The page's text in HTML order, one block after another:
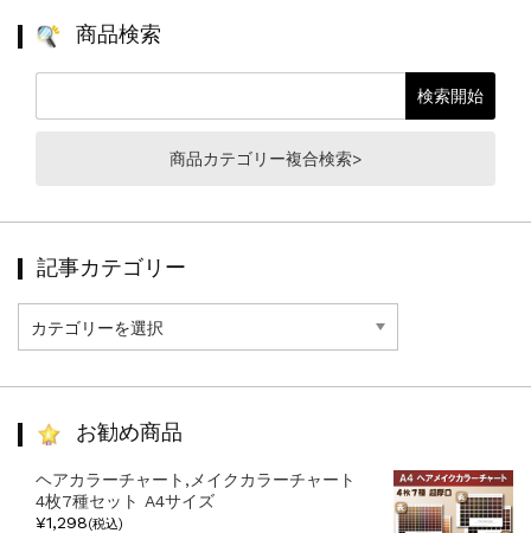
商品検索
商品カテゴリー複合検索>
記事カテゴリー
事
カ
お勧め商品
ヘアカラーチャート,メイクカラーチャート
4枚7種セット A4サイズ
¥1,298(税込)